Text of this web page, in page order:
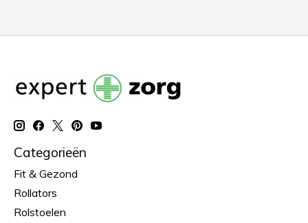
Categorieën
Fit & Gezond
Rollators
Rolstoelen